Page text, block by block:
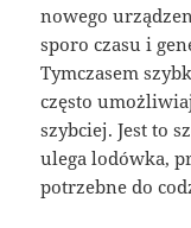
nowego
sporo czasu i
Tymczasem
często
szybciej. Jest to
ulega lodówka,
potrzebne do